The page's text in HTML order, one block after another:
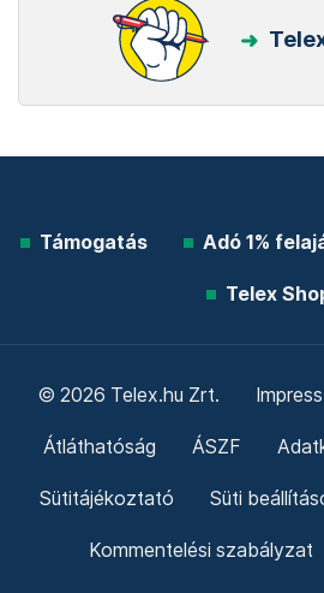
Támogatás Adó 1%
Telex
© 2026 Telex.hu Zrt.
Átláthatóság ÁSZF
Sütitájékoztató Süti
Kommentelési szabályzat